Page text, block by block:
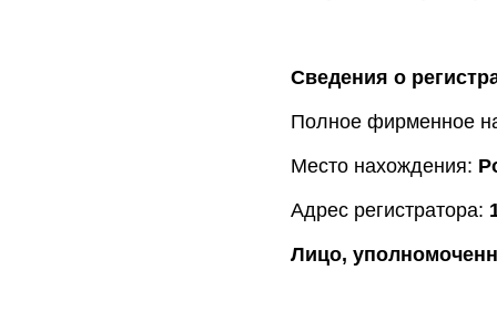
Сведения о
Полное фирменное
Место нахождения:
Адрес регистратора:
Лицо,